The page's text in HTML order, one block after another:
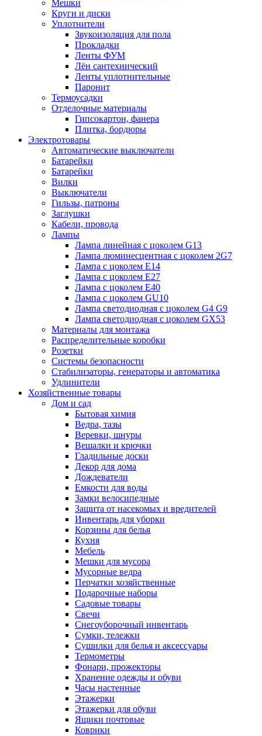
Мешки
Круги и диски
Уплотнители
Звукоизоляция для пола
Прокладки
Ленты ФУМ
Лён сантехнический
Ленты уплотнительные
Паронит
Термоусадки
Отделочные материалы
Гипсокартон, фанера
Плитка, бордюры
Электротовары
Автоматические выключатели
Батарейки
Батарейки
Вилки
Выключатели
Гильзы, патроны
Заглушки
Кабели, провода
Лампы
Лампа линейная с цоколем G13
Лампа люминесцентная с цоколем 2G7
Лампа с цоколем E14
Лампа с цоколем E27
Лампа с цоколем E40
Лампа с цоколем GU10
Лампа светодиодная с цоколем G4 G9
Лампа светодиодная с цоколем GX53
Материалы для монтажа
Распределительные коробки
Розетки
Системы безопасности
Стабилизаторы, генераторы и автоматика
Удлинители
Хозяйственные товары
Дом и сад
Бытовая химия
Ведра, тазы
Веревки, шнуры
Вешалки и крючки
Гладильные доски
Декор для дома
Дождеватели
Емкости для воды
Замки велосипедные
Защита от насекомых и вредителей
Инвентарь для уборки
Корзины для белья
Кухня
Мебель
Мешки для мусора
Мусорные ведра
Перчатки хозяйственные
Подарочные наборы
Садовые товары
Свечи
Снегоуборочный инвентарь
Сумки, тележки
Сушилки для белья и аксессуары
Термометры
Фонари, прожекторы
Хранение одежды и обуви
Часы настенные
Этажерки
Этажерки для обуви
Ящики почтовые
Коврики